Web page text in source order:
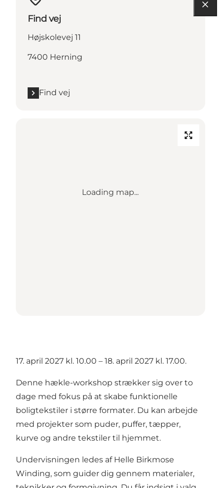
Find vej
Højskolevej 11
7400 Herning
Find vej
Loading map...
17. april 2027 kl. 10.00 – 18. april 2027 kl. 17.00.
Denne hækle-workshop strækker sig over to
dage med fokus på at skabe funktionelle
boligtekstiler i større formater. Du kan arbejde
med projekter som puder, puffer, tæpper,
kurve og andre tekstiler til hjemmet.
Undervisningen ledes af Helle Birkmose
Winding, som guider dig gennem materialer,